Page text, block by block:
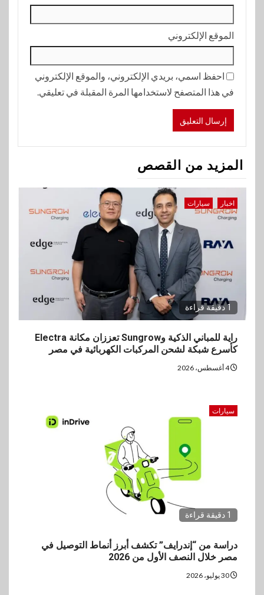
الموقع الإلكتروني
احفظ اسمي، بريدي الإلكتروني، والموقع الإلكتروني
في هذا المتصفح لاستخدامها المرة المقبلة في تعليقي.
المزيد من القصص
اخبار سيارات
1 دقيقة قراءة
راية للمباني الذكية وSungrow تعززان مكانة Electra
كأسرع شبكة لشحن المركبات الكهربائية في مصر
4 أغسطس، 2026
سيارات
1 دقيقة قراءة
دراسة من “إندرايف” تكشف أبرز أنماط التوصيل في
مصر خلال النصف الأول من 2026